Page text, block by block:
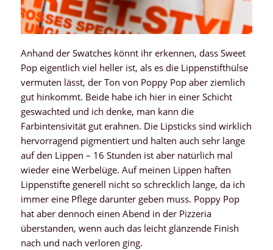
Anhand der Swatches könnt ihr erkennen, dass Sweet
Pop eigentlich viel heller ist, als es die Lippenstifthülse
vermuten lässt, der Ton von Poppy Pop aber ziemlich
gut hinkommt. Beide habe ich hier in einer Schicht
geswachted und ich denke, man kann die
Farbintensivität gut erahnen. Die Lipsticks sind wirklich
hervorragend pigmentiert und halten auch sehr lange
auf den Lippen – 16 Stunden ist aber natürlich mal
wieder eine Werbelüge. Auf meinen Lippen haften
Lippenstifte generell nicht so schrecklich lange, da ich
immer eine Pflege darunter geben muss. Poppy Pop
hat aber dennoch einen Abend in der Pizzeria
überstanden, wenn auch das leicht glänzende Finish
nach und nach verloren ging.